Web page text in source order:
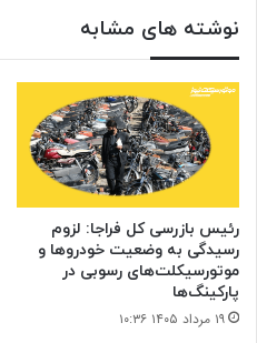
روبرو
است
نوشته های مشابه
رئیس بازرسی کل فراجا: لزوم
رسیدگی به وضعیت خودروها و
موتورسیکلت‌های رسوبی در
پارکینگ‌ها
۱۹ مرداد ۱۴۰۵ ۱۰:۳۶